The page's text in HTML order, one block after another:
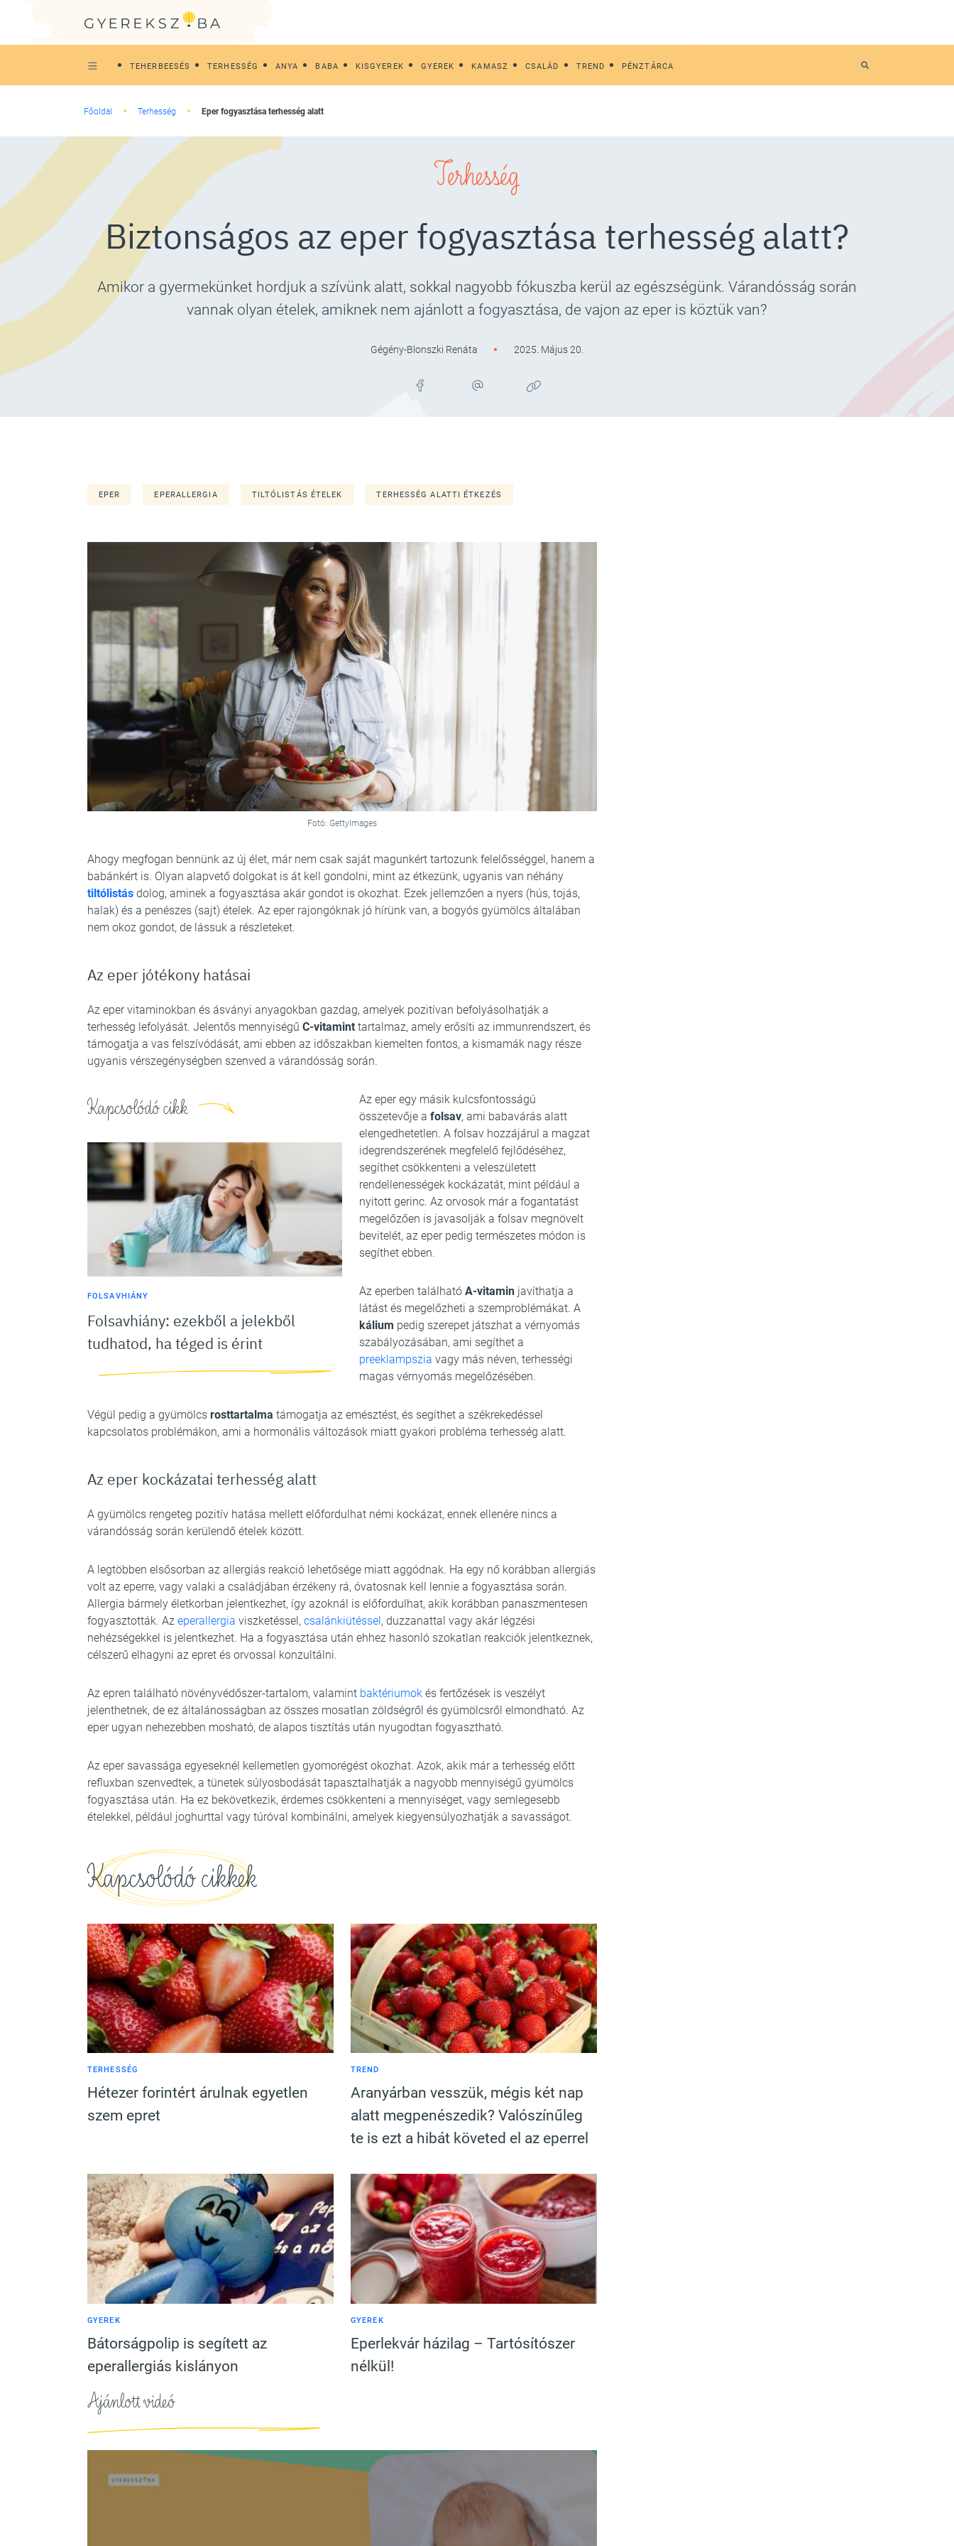
TEHERBEESÉS TERHESSÉG ANYA BABA KISGYEREK GYEREK KAMASZ CSALÁD TREND PÉNZTÁRCA
Főoldal Terhesség Eper fogyasztása terhesség alatt
Terhesség
Biztonságos az eper fogyasztása terhesség alatt?
Amikor a gyermekünket hordjuk a szívünk alatt, sokkal nagyobb fókuszba kerül az egészségünk. Várandósság során
vannak olyan ételek, amiknek nem ajánlott a fogyasztása, de vajon az eper is köztük van?
Gégény-Blonszki Renáta 2025. Május 20.
EPER EPERALLERGIA TILTÓLISTÁS ÉTELEK TERHESSÉG ALATTI ÉTKEZÉS
Fotó: GettyImages
Ahogy megfogan bennünk az új élet, már nem csak saját magunkért tartozunk felelősséggel, hanem a
babánkért is. Olyan alapvető dolgokat is át kell gondolni, mint az étkezünk, ugyanis van néhány
tiltólistás dolog, aminek a fogyasztása akár gondot is okozhat. Ezek jellemzően a nyers (hús, tojás,
halak) és a penészes (sajt) ételek. Az eper rajongóknak jó hírünk van, a bogyós gyümölcs általában
nem okoz gondot, de lássuk a részleteket.
Az eper jótékony hatásai
Az eper vitaminokban és ásványi anyagokban gazdag, amelyek pozitívan befolyásolhatják a
terhesség lefolyását. Jelentős mennyiségű C-vitamint tartalmaz, amely erősíti az immunrendszert, és
támogatja a vas felszívódását, ami ebben az időszakban kiemelten fontos, a kismamák nagy része
ugyanis vérszegénységben szenved a várandósság során.
Kapcsolódó cikk
FOLSAVHIÁNY
Folsavhiány: ezekből a jelekből
tudhatod, ha téged is érint
Az eper egy másik kulcsfontosságú
összetevője a folsav, ami babavárás alatt
elengedhetetlen. A folsav hozzájárul a magzat
idegrendszerének megfelelő fejlődéséhez,
segíthet csökkenteni a veleszületett
rendellenességek kockázatát, mint például a
nyitott gerinc. Az orvosok már a fogantatást
megelőzően is javasolják a folsav megnövelt
bevitelét, az eper pedig természetes módon is
segíthet ebben.
Az eperben található A-vitamin javíthatja a
látást és megelőzheti a szemproblémákat. A
kálium pedig szerepet játszhat a vérnyomás
szabályozásában, ami segíthet a
preeklampszia vagy más néven, terhességi
magas vérnyomás megelőzésében.
Végül pedig a gyümölcs rosttartalma támogatja az emésztést, és segíthet a székrekedéssel
kapcsolatos problémákon, ami a hormonális változások miatt gyakori probléma terhesség alatt.
Az eper kockázatai terhesség alatt
A gyümölcs rengeteg pozitív hatása mellett előfordulhat némi kockázat, ennek ellenére nincs a
várandósság során kerülendő ételek között.
A legtöbben elsősorban az allergiás reakció lehetősége miatt aggódnak. Ha egy nő korábban allergiás
volt az eperre, vagy valaki a családjában érzékeny rá, óvatosnak kell lennie a fogyasztása során.
Allergia bármely életkorban jelentkezhet, így azoknál is előfordulhat, akik korábban panaszmentesen
fogyasztották. Az eperallergia viszketéssel, csalánkiütéssel, duzzanattal vagy akár légzési
nehézségekkel is jelentkezhet. Ha a fogyasztása után ehhez hasonló szokatlan reakciók jelentkeznek,
célszerű elhagyni az epret és orvossal konzultálni.
Az epren található növényvédőszer-tartalom, valamint baktériumok és fertőzések is veszélyt
jelenthetnek, de ez általánosságban az összes mosatlan zöldségről és gyümölcsről elmondható. Az
eper ugyan nehezebben mosható, de alapos tisztítás után nyugodtan fogyasztható.
Az eper savassága egyeseknél kellemetlen gyomorégést okozhat. Azok, akik már a terhesség előtt
refluxban szenvedtek, a tünetek súlyosbodását tapasztalhatják a nagyobb mennyiségű gyümölcs
fogyasztása után. Ha ez bekövetkezik, érdemes csökkenteni a mennyiséget, vagy semlegesebb
ételekkel, például joghurttal vagy túróval kombinálni, amelyek kiegyensúlyozhatják a savasságot.
Kapcsolódó cikkek
TERHESSÉG
Hétezer forintért árulnak egyetlen
szem epret
TREND
Aranyárban vesszük, mégis két nap
alatt megpenészedik? Valószínűleg
te is ezt a hibát követed el az eperrel
GYEREK
Bátorságpolip is segített az
eperallergiás kislányon
GYEREK
Eperlekvár házilag – Tartósítószer
nélkül!
Ajánlott videó